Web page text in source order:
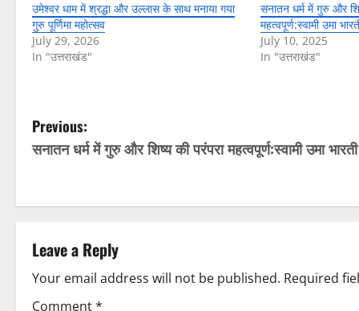
उमेश्वर धाम में श्रद्धा और उल्लास के साथ मनाया गया
गुरु पूर्णिमा महोत्सव
July 29, 2026
In "उत्तराखंड"
सनातन धर्म में गुरु और
महत्वपूर्ण:स्वामी उमा
July 10, 2025
In "उत्तराखंड"
P
o
s
n
a
Previous:
सनातन धर्म में गुरु और शिष्य की परंपरा महत्वपूर्ण:स्वामी उमा भारती
Leave a Reply
Your email address will not be published. Required
Comment*